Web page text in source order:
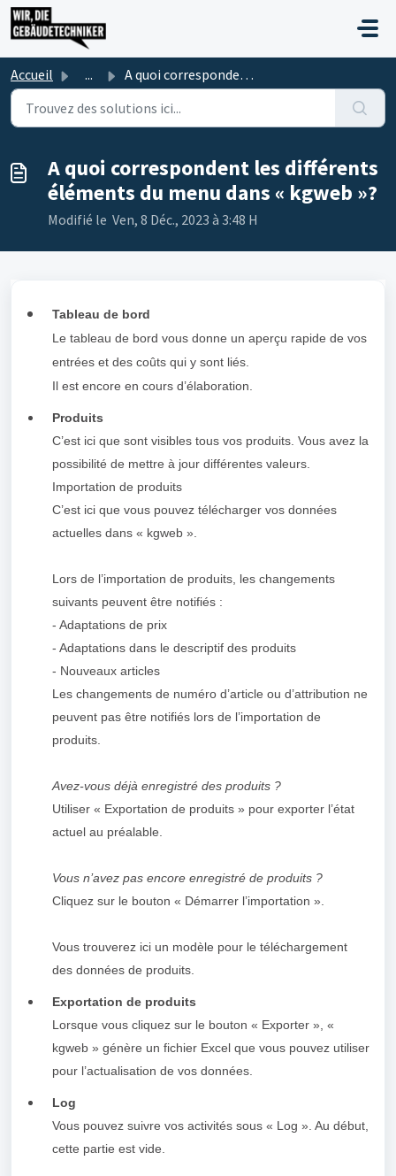
Passer au contenu principal
Accueil ... A quoi correspondent les différents éléments du menu dans...
A quoi correspondent les différents
éléments du menu dans « kgweb »?
Modifié le Ven, 8 Déc., 2023 à 3:48 H
Tableau de bord
Le tableau de bord vous donne un aperçu rapide de vos
entrées et des coûts qui y sont liés.
Il est encore en cours d’élaboration.
Produits
C’est ici que sont visibles tous vos produits. Vous avez la
possibilité de mettre à jour différentes valeurs.
Importation de produits
C’est ici que vous pouvez télécharger vos données
actuelles dans « kgweb ».
Lors de l’importation de produits, les changements
suivants peuvent être notifiés :
- Adaptations de prix
- Adaptations dans le descriptif des produits
- Nouveaux articles
Les changements de numéro d’article ou d’attribution ne
peuvent pas être notifiés lors de l’importation de
produits.
Avez-vous déjà enregistré des produits ?
Utiliser « Exportation de produits » pour exporter l’état
actuel au préalable.
Vous n’avez pas encore enregistré de produits ?
Cliquez sur le bouton « Démarrer l’importation ».
Vous trouverez ici un modèle pour le téléchargement
des données de produits.
Exportation de produits
Lorsque vous cliquez sur le bouton « Exporter », «
kgweb » génère un fichier Excel que vous pouvez utiliser
pour l’actualisation de vos données.
Log
Vous pouvez suivre vos activités sous « Log ». Au début,
cette partie est vide.